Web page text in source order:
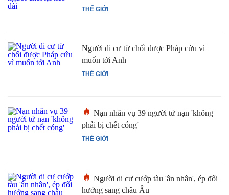
THẾ GIỚI
THẾ GIỚI
Người di cư từ chối được Pháp cứu vì
muốn tới Anh
THẾ GIỚI
Nạn nhân vụ 39 người tử nạn 'không
phải bị chết cóng'
Người di cư cướp tàu 'ân nhân', ép đổi
hướng sang châu Âu